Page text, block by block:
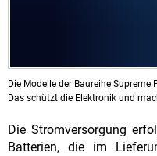
Die Modelle der Baureihe
Das schützt die Elektronik und
Die Stromversorgung
Batterien, die im